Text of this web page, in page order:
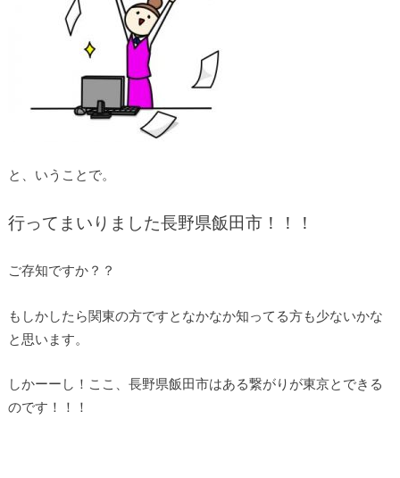
と、いうことで。
行ってまいりました長野県飯田市！！！
ご存知ですか？？
もしかしたら関東の方ですとなかなか知ってる方も少ないかな
と思います。
しかーーし！ここ、長野県飯田市はある繋がりが東京とできる
のです！！！